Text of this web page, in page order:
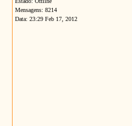
Mensagens: 8214
Data: 23:29 Feb 17, 2012